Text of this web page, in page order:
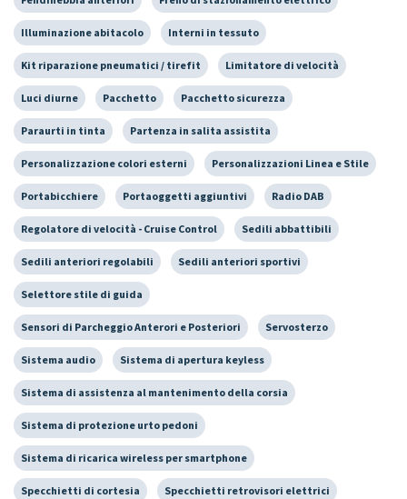
Illuminazione abitacolo Interni in tessuto
Kit riparazione pneumatici / tirefit Limitatore di velocità
Luci diurne Pacchetto Pacchetto sicurezza
Paraurti in tinta Partenza in salita assistita
Personalizzazione colori esterni Personalizzazioni Linea e Stile
Portabicchiere Portaoggetti aggiuntivi Radio DAB
Regolatore di velocità - Cruise Control Sedili abbattibili
Sedili anteriori regolabili Sedili anteriori sportivi
Selettore stile di guida
Sensori di Parcheggio Anterori e Posteriori Servosterzo
Sistema audio Sistema di apertura keyless
Sistema di assistenza al mantenimento della corsia
Sistema di protezione urto pedoni
Sistema di ricarica wireless per smartphone
Specchietti di cortesia Specchietti retrovisori elettrici